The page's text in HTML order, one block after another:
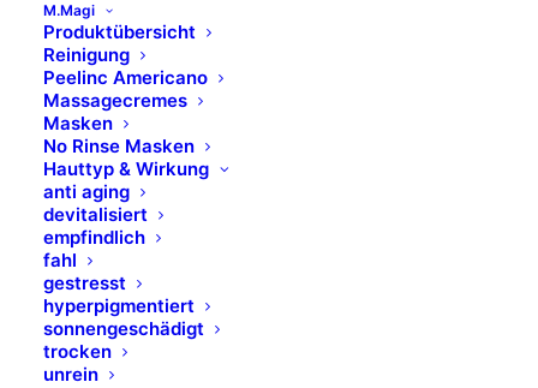
M.Magi
Produktübersicht
Reinigung
Peelinc Americano
Massagecremes
Masken
No Rinse Masken
Hauttyp & Wirkung
anti aging
devitalisiert
empfindlich
fahl
gestresst
hyperpigmentiert
sonnengeschädigt
trocken
unrein
01
Ingredients: PENTAERYTHRITYL
TETRAISOSTEARATE, HEPTYL UNDECYLENATE,
POLYETHYLENE, TRIMETHYLOLPROPANE
TRIISOSTEARATE, CERA ALBA, POLYGLYCERYL-2
DIISOSTEARATE, BUTYROSPERMUM PARKII
BUTTER, GLYCERYL ROSINATE, MICA, SILICA,
SOYBEAN GLYCERIDES, COPERNICIA CERIFERA
CERA, BUTYROSPERMUM PARKII BUTTER
UNSAPONIFIABLES, OLEA EUROPAEA OIL
UNSAPONIFIABLES, COCOGLYCERIDES, 1,2-